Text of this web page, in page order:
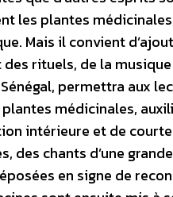
les plantes
Mais il convient
rituels, de la
permettra aux
médicinales,
intérieure et de
des chants d’une
en signe de